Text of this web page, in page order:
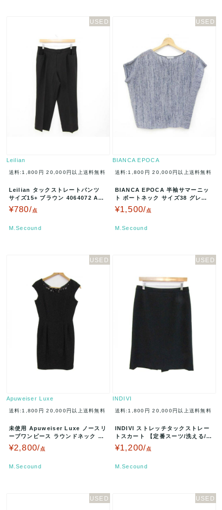
Leilian
送料:1,800円 20,000円以上送料無料
Leilian タックストレートパンツ
サイズ15+ ブラウン 4064072 A00
307
¥780/点
M.Secound
BIANCA EPOCA
送料:1,800円 20,000円以上送料無料
BIANCA EPOCA 半袖サマーニッ
ト ボートネック サイズ38 グレー
M7N29-310-2…
¥1,500/点
M.Secound
Apuweiser Luxe
送料:1,800円 20,000円以上送料無料
未使用 Apuweiser Luxe ノースリ
ーブワンピース ラウンドネック ビ
ジュー サイズ1 ブ…
¥2,800/点
M.Secound
INDIVI
送料:1,800円 20,000円以上送料無料
INDIVI ストレッチタックストレー
トスカート 【定番スーツ/洗える/U
Vケア】 サイズ13 ブラ…
¥1,200/点
M.Secound